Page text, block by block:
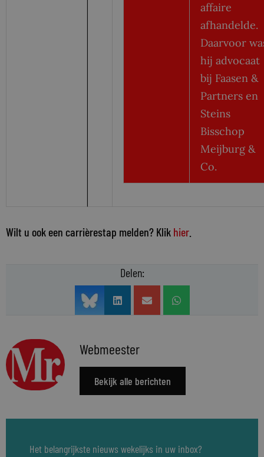
affaire
afhandelde.
Daarvoor
hij advocaat
bij Faasen &
Partners en
Steins
Bisschop
Meijburg &
Co.
Wilt u ook een carrièrestap melden? Klik hier
Delen:
Webmeester
Bekijk alle berichten
Het belangrijkste nieuws wekelijks in uw inbox?